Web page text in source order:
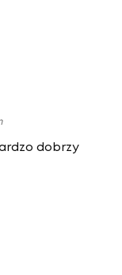
dobrzy